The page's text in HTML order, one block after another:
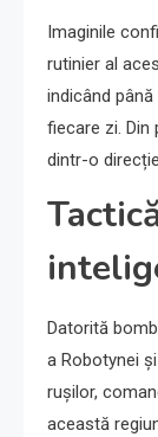
Imaginile
rutinier al
indicând
fiecare zi. Din
dintr-o
Datorită
a Robotynei
rușilor,
această